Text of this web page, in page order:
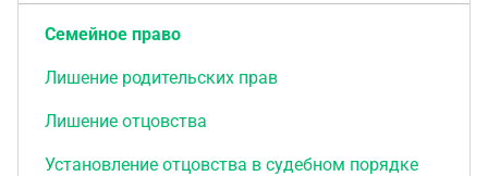
Семейное право
Лишение родительских прав
Лишение отцовства
Установление отцовства в судебном порядке